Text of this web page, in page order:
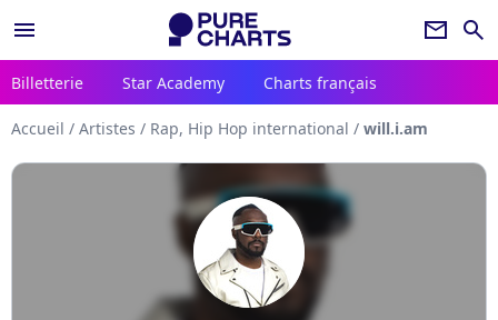
menu newsletter search
Billetterie Star Academy Charts français
Accueil / Artistes / Rap, Hip Hop international / will.i.am